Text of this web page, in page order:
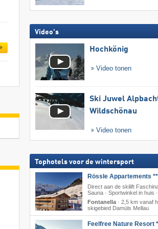
Video's
Hochkönig
Video tonen
Ski Juwel
Wildschönau
Video tonen
Tophotels voor de wintersport
Rössle Appartements
Direct aan de skilift
Sauna · Sportwinkel in huis
Fontanella · 2,5 km vanaf
skigebied Damüls Mellau
Feelfree Nature Resort